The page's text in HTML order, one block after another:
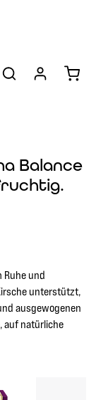
Balance
Ruhe und
unterstützt,
ausgewogenen
auf natürliche